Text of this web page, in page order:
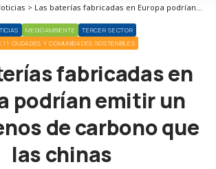
Corresponsables > Noticias > Las baterías fabricadas en Europa podrían emitir un 60% menos de carbono que las chinas
MEDIOAMBIENTE
TERCER SECTOR
11 CIUDADES Y COMUNIDADES SOSTENIBLES
fabricadas en
podrían emitir un
de carbono que
las chinas